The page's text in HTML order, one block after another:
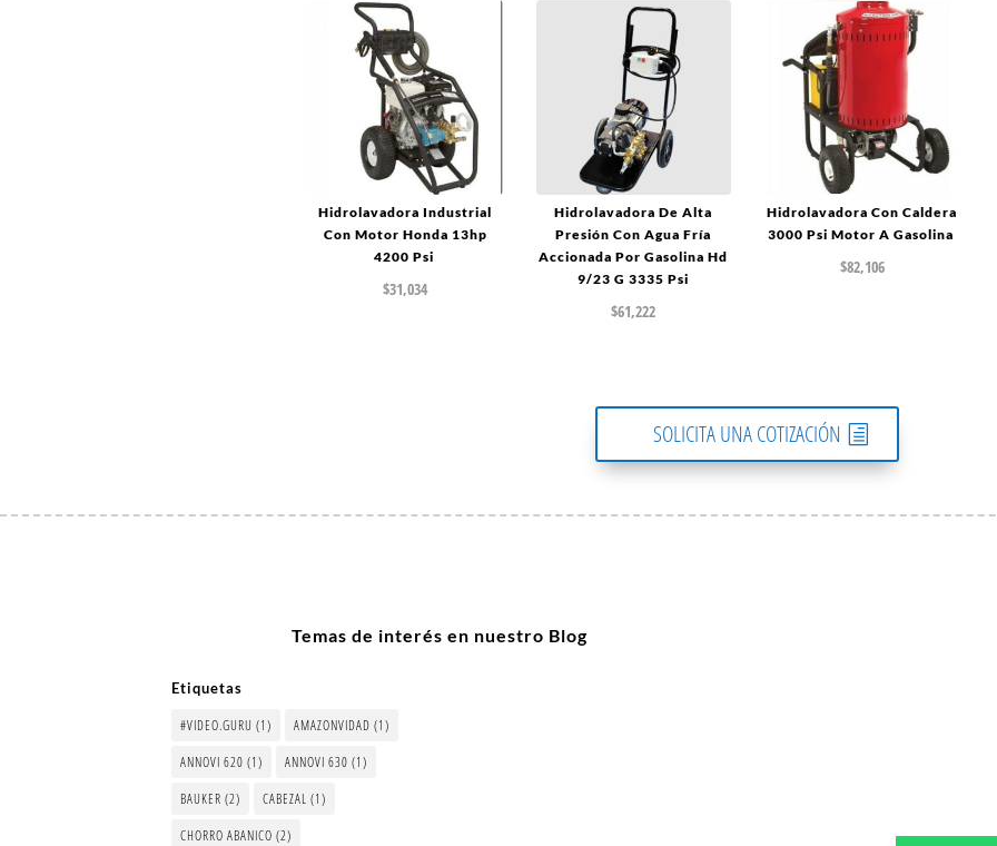
Hidrolavadora Industrial
Con Motor Honda 13hp
4200 Psi
$31,034
Hidrolavadora De Alta
Presión Con Agua Fría
Accionada Por Gasolina Hd
9/23 G 3335 Psi
$61,222
Hidrolavadora Con Caldera
3000 Psi Motor A Gasolina
$82,106
SOLICITA UNA COTIZACIÓN
Temas de interés en nuestro Blog
Etiquetas
#VIDEO.GURU (1) AMAZONVIDAD (1)
ANNOVI 620 (1) ANNOVI 630 (1)
BAUKER (2) CABEZAL (1)
CHORRO ABANICO (2)